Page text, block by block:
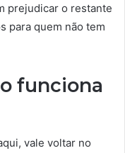
prejudicar o restante
para quem não tem
funciona
vale voltar no